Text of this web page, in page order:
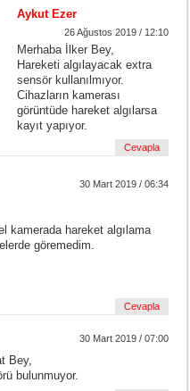
Aykut Ezer
26 Ağustos 2019 / 12:10
Merhaba İlker Bey,
Hareketi algılayacak extra
sensör kullanılmıyor.
Cihazların kamerası
görüntüde hareket algılarsa
kayıt yapıyor.
Cevapla
30 Mart 2019 / 06:34
kamerada hareket algılama
göremedim.
Cevapla
30 Mart 2019 / 07:00
Bey,
bulunmuyor.